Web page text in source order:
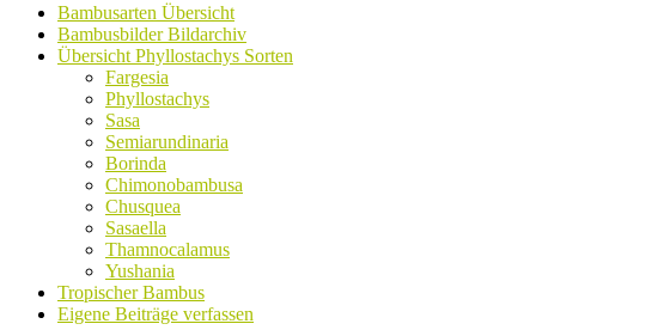
Bambusarten Übersicht
Bambusbilder Bildarchiv
Übersicht Phyllostachys Sorten
Fargesia
Phyllostachys
Sasa
Semiarundinaria
Borinda
Chimonobambusa
Chusquea
Sasaella
Thamnocalamus
Yushania
Tropischer Bambus
Eigene Beiträge verfassen